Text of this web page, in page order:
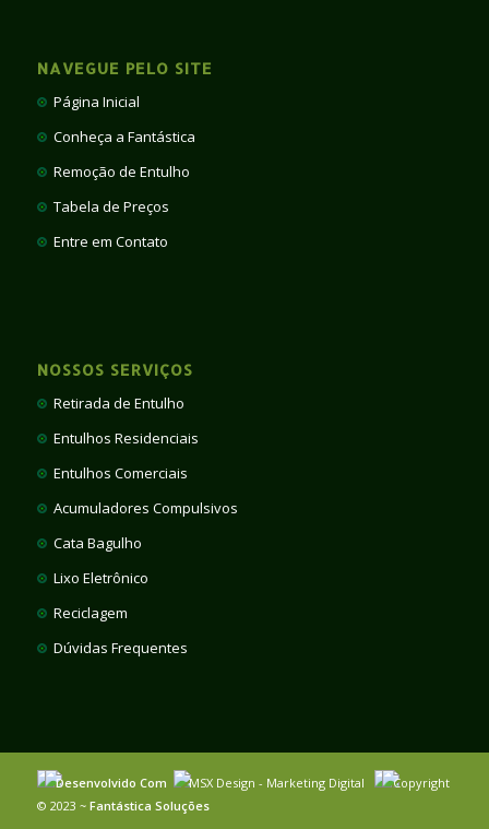
NAVEGUE PELO SITE
Página Inicial
Conheça a Fantástica
Remoção de Entulho
Tabela de Preços
Entre em Contato
NOSSOS SERVIÇOS
Retirada de Entulho
Entulhos Residenciais
Entulhos Comerciais
Acumuladores Compulsivos
Cata Bagulho
Lixo Eletrônico
Reciclagem
Dúvidas Frequentes
Desenvolvido Com MSX Design - Marketing Digital
Copyright
© 2023 ~ Fantástica Soluções